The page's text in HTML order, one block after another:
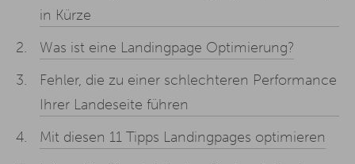
in Kürze
Was ist eine Landingpage Optimierung?
Fehler, die zu einer schlechteren Performance
Ihrer Landeseite führen
Mit diesen 11 Tipps Landingpages optimieren